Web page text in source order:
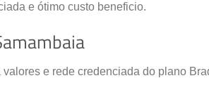
e ótimo custo beneficio.
e rede credenciada do plano